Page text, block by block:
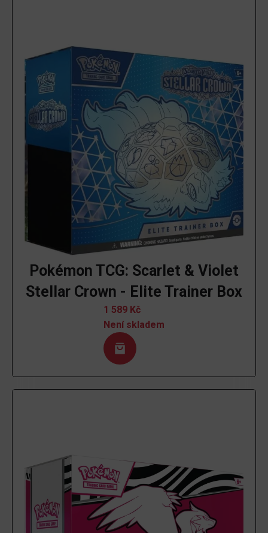
Pokémon TCG: Scarlet & Violet
Stellar Crown - Elite Trainer Box
1 589 Kč
Není skladem